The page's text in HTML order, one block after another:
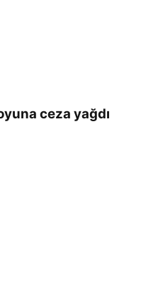
ceza yağdı